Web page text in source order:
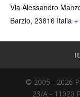
Via Alessandro
Barzio, 23816 Italia
© 2005 - 2026
23/A - 11020